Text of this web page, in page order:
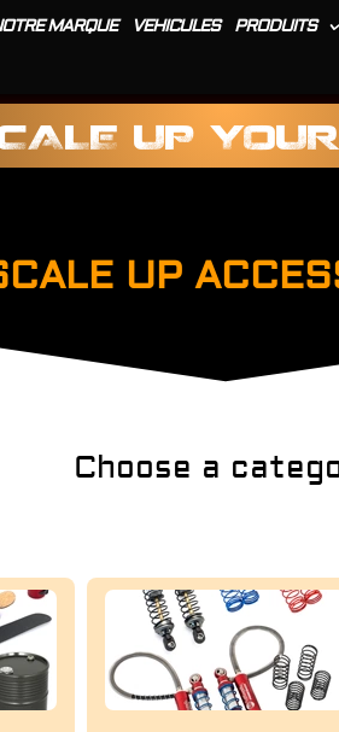
MARQUE VEHICULES PRODUITS
UP
UP
Choose a